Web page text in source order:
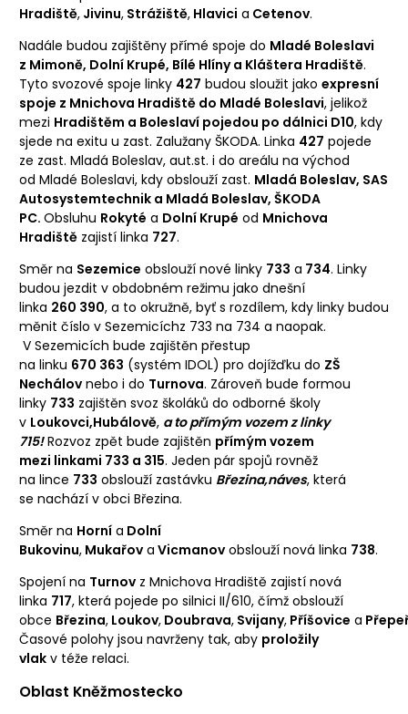
Hradiště, Jivinu, Strážiště, Hlavici a Cetenov.
Nadále budou zajištěny přímé spoje do Mladé Boleslavi
z Mimoně, Dolní Krupé, Bílé Hlíny a Kláštera Hradiště.
Tyto svozové spoje linky 427 budou sloužit jako expresní
spoje z Mnichova Hradiště do Mladé Boleslavi, jelikož
mezi Hradištěm a Boleslaví pojedou po dálnici D10, kdy
sjede na exitu u zast. Zalužany ŠKODA. Linka 427 pojede
ze zast. Mladá Boleslav, aut.st. i do areálu na východ
od Mladé Boleslavi, kdy obslouží zast. Mladá Boleslav, SAS
Autosystemtechnik a Mladá Boleslav, ŠKODA
PC. Obsluhu Rokyté a Dolní Krupé od Mnichova
Hradiště zajistí linka 727.
Směr na Sezemice obslouží nové linky 733 a 734. Linky
budou jezdit v obdobném režimu jako dnešní
linka 260 390, a to okružně, byť s rozdílem, kdy linky budou
měnit číslo v Sezemicíchz 733 na 734 a naopak.
V Sezemicích bude zajištěn přestup
na linku 670 363 (systém IDOL) pro dojížďku do ZŠ
Nechálov nebo i do Turnova. Zároveň bude formou
linky 733 zajištěn svoz školáků do odborné školy
v Loukovci,Hubálově, a to přímým vozem z linky
715!Rozvoz zpět bude zajištěn přímým vozem
mezi linkami 733 a 315. Jeden pár spojů rovněž
na lince 733 obslouží zastávku Březina,náves, která
se nachází v obci Březina.
Směr na Horní a Dolní
Bukovinu, Mukařov a Vicmanov obslouží nová linka 738.
Spojení na Turnov z Mnichova Hradiště zajistí nová
linka 717, která pojede po silnici II/610, čímž obslouží
obce Březina, Loukov, Doubrava, Svijany, Příšovice a
Časové polohy jsou navrženy tak, aby proložily
vlak v téže relaci.
Oblast Kněžmostecko